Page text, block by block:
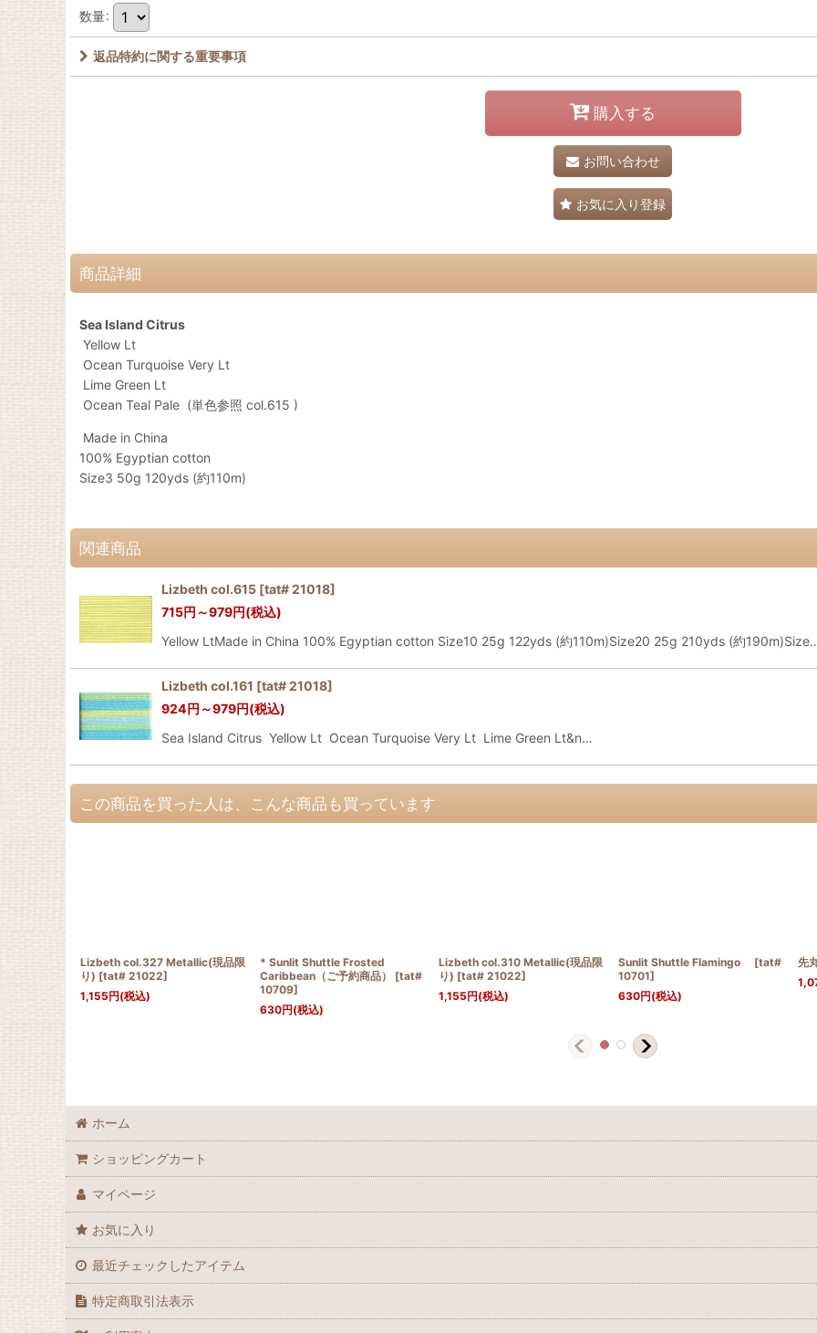
数量:
返品特約に関する重要事項
購入する
お問い合わせ
お気に入り登録
商品詳細
Sea Island Citrus
Yellow Lt
Ocean Turquoise Very Lt
Lime Green Lt
Ocean Teal Pale (単色参照 col.615 )
Made in China
100% Egyptian cotton
Size3 50g 120yds (約110m)
関連商品
Lizbeth col.615 [tat# 21018]
715円 ～979円(税込)
Yellow LtMade in China 100% Egyptian cotton Size10 25g 122yds (約110m)Size20 25g 210yds (約
Lizbeth col.161 [tat# 21018]
924円 ～979円(税込)
Sea Island Citrus Yellow Lt Ocean Turquoise Very Lt Lime Green Lt&n…
この商品を買った人は、こんな商品も買っています
Lizbeth col.327 Metallic(現品限
り) [tat# 21022]
1,155円(税込)
* Sunlit Shuttle Frosted
Caribbean（ご予約商品）
[tat#
10709]
630円(税込)
Lizbeth col.310 Metallic(現品限
り) [tat# 21022]
1,155円(税込)
Sunlit Shuttle Flamingo [tat#
10701]
630円(税込)
先
ホーム
ショッピングカート
マイページ
お気に入り
最近チェックしたアイテム
特定商取引法表示